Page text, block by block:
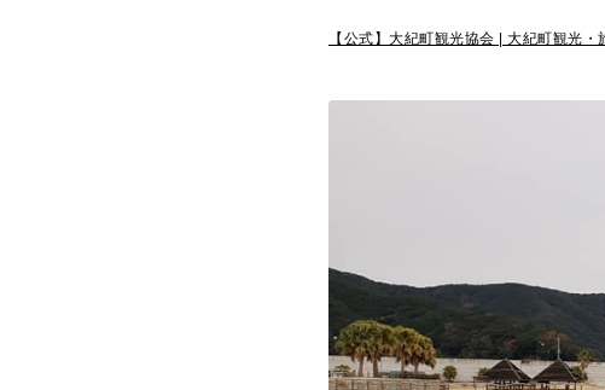
【公式】大紀町観光協会 | 大紀町観光・